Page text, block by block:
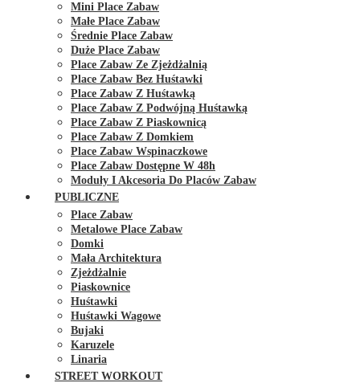
Mini Place Zabaw
Małe Place Zabaw
Średnie Place Zabaw
Duże Place Zabaw
Place Zabaw Ze Zjeżdżalnią
Place Zabaw Bez Huśtawki
Place Zabaw Z Huśtawką
Place Zabaw Z Podwójną Huśtawką
Place Zabaw Z Piaskownicą
Place Zabaw Z Domkiem
Place Zabaw Wspinaczkowe
Place Zabaw Dostępne W 48h
Moduły I Akcesoria Do Placów Zabaw
PUBLICZNE
Place Zabaw
Metalowe Place Zabaw
Domki
Mała Architektura
Zjeżdżalnie
Piaskownice
Huśtawki
Huśtawki Wagowe
Bujaki
Karuzele
Linaria
STREET WORKOUT